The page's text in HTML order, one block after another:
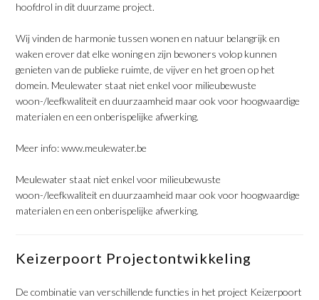
hoofdrol in dit duurzame project.
Wij vinden de harmonie tussen wonen en natuur belangrijk en
waken erover dat elke woning en zijn bewoners volop kunnen
genieten van de publieke ruimte, de vijver en het groen op het
domein. Meulewater staat niet enkel voor milieubewuste
woon-/leefkwaliteit en duurzaamheid maar ook voor hoogwaardige
materialen en een onberispelijke afwerking.
Meer info:www.meulewater.be
Meulewater staat niet enkel voor milieubewuste
woon-/leefkwaliteit en duurzaamheid maar ook voor hoogwaardige
materialen en een onberispelijke afwerking.
Keizerpoort Projectontwikkeling
De combinatie van verschillende functies in het project Keizerpoort